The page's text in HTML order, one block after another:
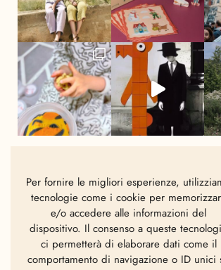
HOME CHI SIAMO CONTATTI
Per fornire le migliori esperienze,
tecnologie come i cookie per
e/o accedere alle informazioni del
dispositivo. Il consenso a queste
ci permetterà di elaborare dati come il
comportamento di navigazione o ID unici